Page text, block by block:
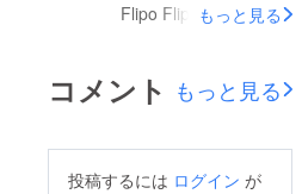
Flipo Flipのプロジェク
78名のご支援を頂き、
55万円を超える支援金
もっと見る
コメント もっと見る
投稿するには ログイン が